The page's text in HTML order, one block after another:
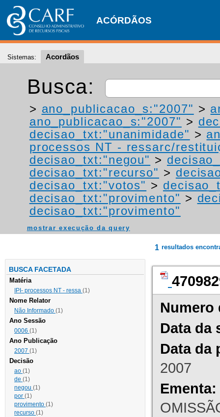
ACÓRDÃOS
Sistemas: Acordãos
Busca:
> ano_publicacao_s:"2007" >
ano_publicacao_s:"2007" >
decisao_txt:"unanimidade" >
processos NT - ressarc/
decisao_txt:"negou" >
decisao_txt:"recurso" >
decisao_txt:"votos" >
decisao_txt:"provimento" >
decisao_txt:"provimento"
mostrar execução da query
BUSCA FACETADA
Matéria
IPI- processos NT - ressa (1)
Nome Relator
Não Informado (1)
Ano Sessão
0006 (1)
Ano Publicação
2007 (1)
Decisão
ao (1)
de (1)
negou (1)
por (1)
provimento (1)
recurso (1)
1 resultados
Numero
Data da
Data da
2007
Ementa: